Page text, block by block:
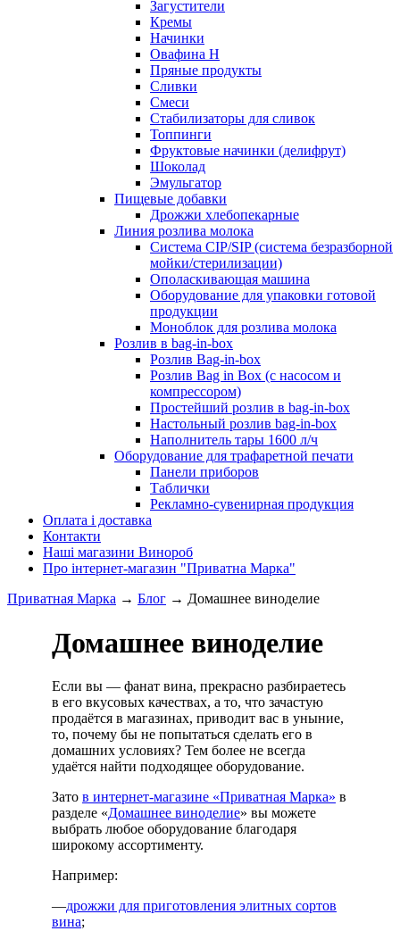
Загустители
Кремы
Начинки
Овафина Н
Пряные продукты
Сливки
Смеси
Стабилизаторы для сливок
Топпинги
Фруктовые начинки (делифрут)
Шоколад
Эмульгатор
Пищевые добавки
Дрожжи хлебопекарные
Линия розлива молока
Система CIP/SIP (система безразборной
мойки/стерилизации)
Ополаскивающая машина
Оборудование для упаковки готовой
продукции
Моноблок для розлива молока
Розлив в bag-in-box
Розлив Bag-in-box
Розлив Bag in Box (с насосом и
компрессором)
Простейший розлив в bag-in-box
Настольный розлив bag-in-box
Наполнитель тары 1600 л/ч
Оборудование для трафаретной печати
Панели приборов
Таблички
Рекламно-сувенирная продукция
Оплата і доставка
Контакти
Наші магазини Винороб
Про інтернет-магазин "Приватна Марка"
Приватная Марка → Блог → Домашнее виноделие
Домашнее виноделие
Если вы — фанат вина, прекрасно разбираетесь
в его вкусовых качествах, а то, что зачастую
продаётся в магазинах, приводит вас в уныние,
то, почему бы не попытаться сделать его в
домашних условиях? Тем более не всегда
удаётся найти подходящее оборудование.
Зато в интернет-магазине «Приватная Марка» в
разделе «Домашнее виноделие» вы можете
выбрать любое оборудование благодаря
широкому ассортименту.
Например:
—дрожжи для приготовления элитных сортов
вина;